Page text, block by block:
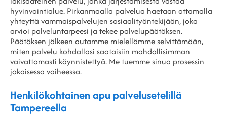
hyvinvointialue. Pirkanmaalla palvelua haetaan ottamalla
yhteyttä vammaispalvelujen sosiaalityöntekijään, joka
arvioi palveluntarpeesi ja tekee palvelupäätöksen.
Päätöksen jälkeen autamme mielellämme selvittämään,
miten palvelu kohdallasi saataisiin mahdollisimman
vaivattomasti käynnistettyä. Me tuemme sinua prosessin
jokaisessa vaiheessa.
Henkilökohtainen apu palvelusetelillä
Tampereella